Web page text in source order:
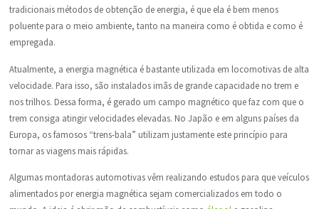
tradicionais métodos de obtenção de energia, é que ela é bem menos
poluente para o meio ambiente, tanto na maneira como é obtida e como é
empregada.
Atualmente, a energia magnética é bastante utilizada em locomotivas de alta
velocidade. Para isso, são instalados imãs de grande capacidade no trem e
nos trilhos. Dessa forma, é gerado um campo magnético que faz com que o
trem consiga atingir velocidades elevadas. No Japão e em alguns países da
Europa, os famosos “trens-bala” utilizam justamente este princípio para
tornar as viagens mais rápidas.
Algumas montadoras automotivas vêm realizando estudos para que veículos
alimentados por energia magnética sejam comercializados em todo o